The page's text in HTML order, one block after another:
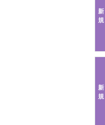
新
規
新
規